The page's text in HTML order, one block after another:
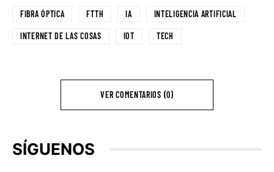
FIBRA ÓPTICA FTTH IA INTELIGENCIA ARTIFICIAL
INTERNET DE LAS COSAS IOT TECH
VER COMENTARIOS (0)
SÍGUENOS